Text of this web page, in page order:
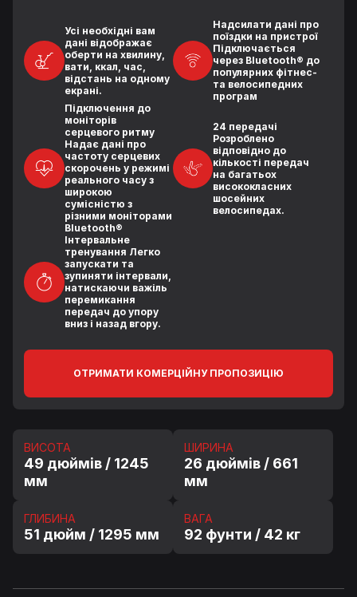
Усі необхідні вам
дані відображає
оберти на хвилину,
вати, ккал, час,
відстань на одному
екрані.
Надсилати дані про
поїздки на пристрої
Підключається
через Bluetooth® до
популярних фітнес-
та велосипедних
програм
Підключення до
моніторів
серцевого ритму
Надає дані про
частоту серцевих
скорочень у режимі
реального часу з
широкою
сумісністю з
різними моніторами
Bluetooth®
24 передачі
Розроблено
відповідно до
кількості передач
на багатьох
висококласних
шосейних
велосипедах.
Інтервальне
тренування Легко
запускати та
зупиняти інтервали,
натискаючи важіль
перемикання
передач до упору
вниз і назад вгору.
ОТРИМАТИ КОМЕРЦІЙНУ ПРОПОЗИЦІЮ
ВИСОТА
49 дюймів / 1245
мм
ШИРИНА
26 дюймів / 661
мм
ГЛИБИНА
51 дюйм / 1295 мм
ВАГА
92 фунти / 42 кг